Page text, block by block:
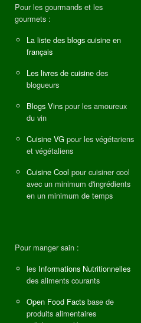
Pour les gourmands et les
gourmets :
La liste des blogs cuisine en
français
Les livres de cuisine des
blogueurs
Blogs Vins pour les amoureux
du vin
Cuisine VG pour les végétariens
et végétaliens
Cuisine Cool pour cuisiner cool
avec un minimum d'ingrédients
en un minimum de temps
Pour manger sain :
les Informations Nutritionnelles
des aliments courants
Open Food Facts base de
produits alimentaires